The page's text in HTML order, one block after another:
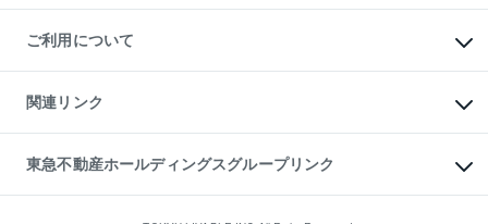
ご紹介・再契約特典
入居者様専用-各種ご案内（賃貸）
東急こすもす会「こすもすWeb」
ご利用について
金融商品取引について
東急リバブル ソーシャルメディアポリシー
ご意見・お問い合わせ（金融商品取引専用の相談・お問い合わせ窓口）
ダイレクトメール（郵送物）・Eメールなどの送付停止について
関連リンク
これからご結婚される方に東急百貨店のブライダルクラブ
人材サービスのご用命は 東急リバブルスタッフ株式会社まで
東北の逸品を贈ります 東北すぐれものセレクション
東急不動産ホールディングスグループリンク
東急コミュニティー